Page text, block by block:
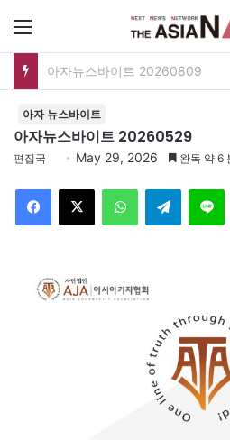
메뉴
아자뉴스바이트 20260809
아자 뉴스바이트
아자뉴스바이트 20260529
편집국 May 29, 2026 완독 약 6
Facebook
X WhatsAppTelegram